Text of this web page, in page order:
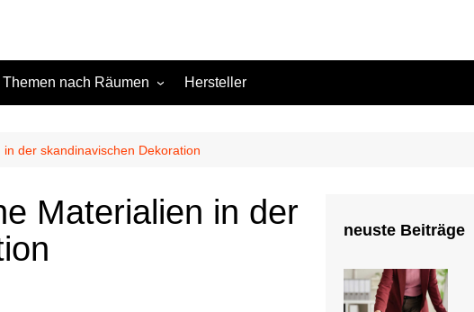
Themen nach Räumen
Kinderzimmer
Schlafzimmer
Terrasse
Hersteller
der skandinavischen Dekoration
Materialien in der
neuste Beiträge